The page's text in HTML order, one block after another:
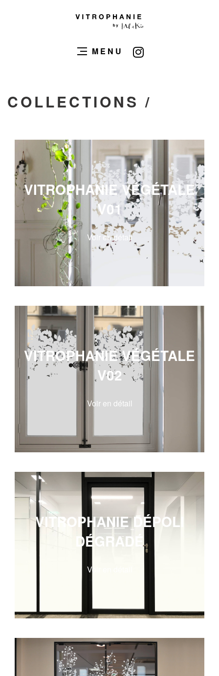
MENU
COLLECTIONS /
VITROPHANIE VÉGÉTALE
V01
Voir en détail
VITROPHANIE VÉGÉTALE
V02
Voir en détail
VITROPHANIE DÉPOLI
DÉGRADÉ
Voir en détail